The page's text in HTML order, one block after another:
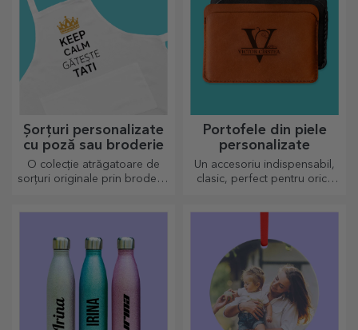
Șorțuri personalizate
cu poză sau broderie
O colecție atrăgatoare de
sorțuri originale prin broderie
Portofele din piele
personalizate
Un accesoriu indispensabil,
clasic, perfect pentru orice